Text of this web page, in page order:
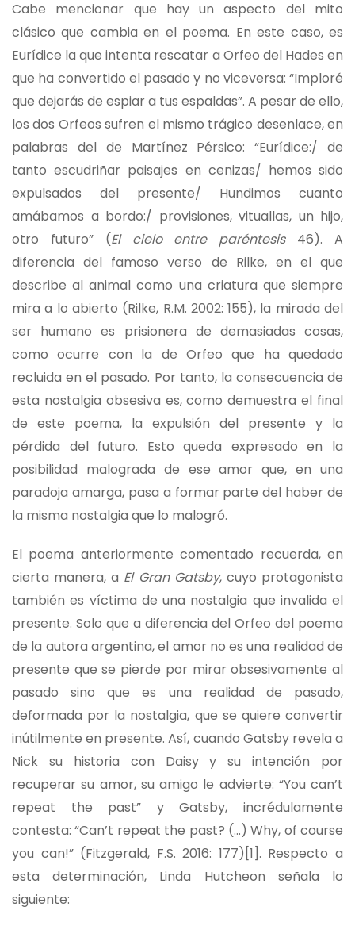
Cabe mencionar que hay un aspecto del mito
clásico que cambia en el poema. En este caso, es
Eurídice la que intenta rescatar a Orfeo del Hades en
que ha convertido el pasado y no viceversa: “Imploré
que dejarás de espiar a tus espaldas”. A pesar de ello,
los dos Orfeos sufren el mismo trágico desenlace, en
palabras del de Martínez Pérsico: “Eurídice:/ de
tanto escudriñar paisajes en cenizas/ hemos sido
expulsados del presente/ Hundimos cuanto
amábamos a bordo:/ provisiones, vituallas, un hijo,
otro futuro” (El cielo entre paréntesis46). A
diferencia del famoso verso de Rilke, en el que
describe al animal como una criatura que siempre
mira a lo abierto (Rilke, R.M. 2002: 155), la mirada del
ser humano es prisionera de demasiadas cosas,
como ocurre con la de Orfeo que ha quedado
recluida en el pasado. Por tanto, la consecuencia de
esta nostalgia obsesiva es, como demuestra el final
de este poema, la expulsión del presente y la
pérdida del futuro. Esto queda expresado en la
posibilidad malograda de ese amor que, en una
paradoja amarga, pasa a formar parte del haber de
la misma nostalgia que lo malogró.
El poema anteriormente comentado recuerda, en
cierta manera, a El Gran Gatsby, cuyo protagonista
también es víctima de una nostalgia que invalida el
presente. Solo que a diferencia del Orfeo del poema
de la autora argentina, el amor no es una realidad de
presente que se pierde por mirar obsesivamente al
pasado sino que es una realidad de pasado,
deformada por la nostalgia, que se quiere convertir
inútilmente en presente. Así, cuando Gatsby revela a
Nick su historia con Daisy y su intención por
recuperar su amor, su amigo le advierte: “You can’t
repeat the past” y Gatsby, incrédulamente
contesta: “Can’t repeat the past? (…) Why, of course
you can!” (Fitzgerald, F.S. 2016: 177) [1]. Respecto a
esta determinación, Linda Hutcheon señala lo
siguiente: